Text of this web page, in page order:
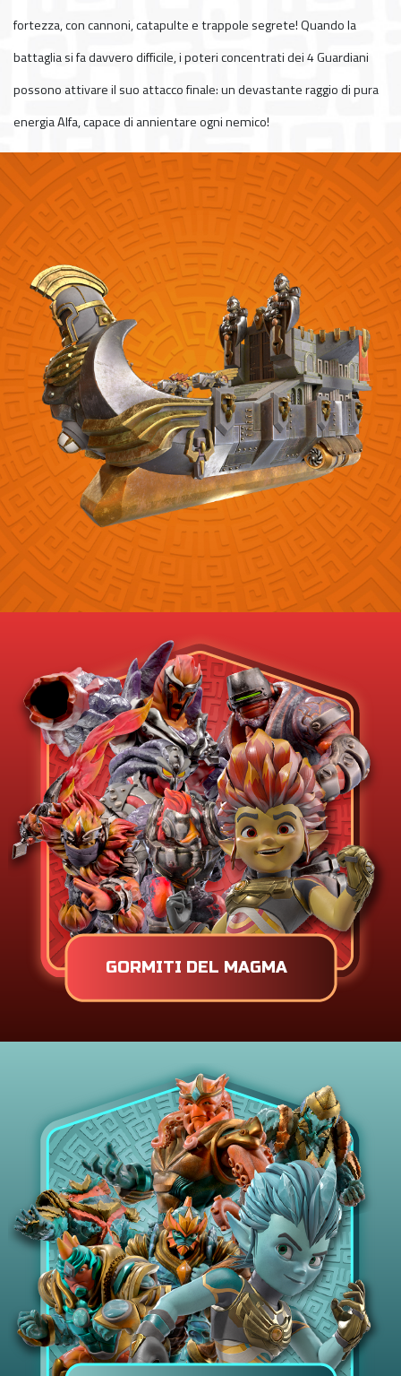
fortezza, con cannoni, catapulte e trappole segrete! Quando la
battaglia si fa davvero difficile, i poteri concentrati dei 4 Guardiani
possono attivare il suo attacco finale: un devastante raggio di pura
energia Alfa, capace di annientare ogni nemico!
GORMITI DEL MAGMA